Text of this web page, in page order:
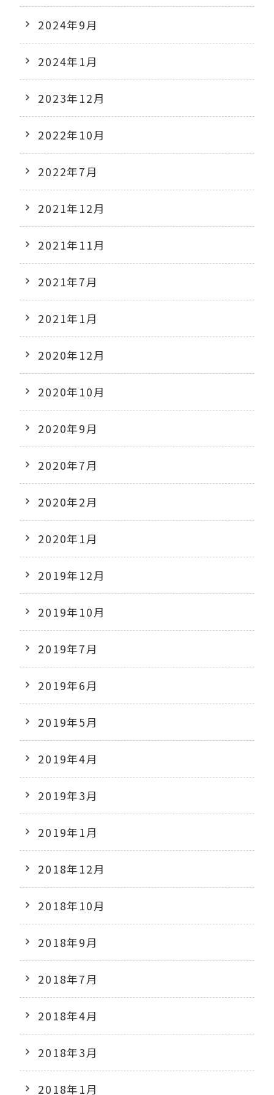
2024年9月
2024年1月
2023年12月
2022年10月
2022年7月
2021年12月
2021年11月
2021年7月
2021年1月
2020年12月
2020年10月
2020年9月
2020年7月
2020年2月
2020年1月
2019年12月
2019年10月
2019年7月
2019年6月
2019年5月
2019年4月
2019年3月
2019年1月
2018年12月
2018年10月
2018年9月
2018年7月
2018年4月
2018年3月
2018年1月